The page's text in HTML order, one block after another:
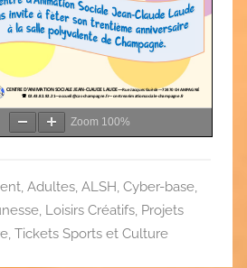
Zoom 100%
, Adultes, ALSH, Cyber-base,
, Loisirs Créatifs, Projets
, Tickets Sports et Culture